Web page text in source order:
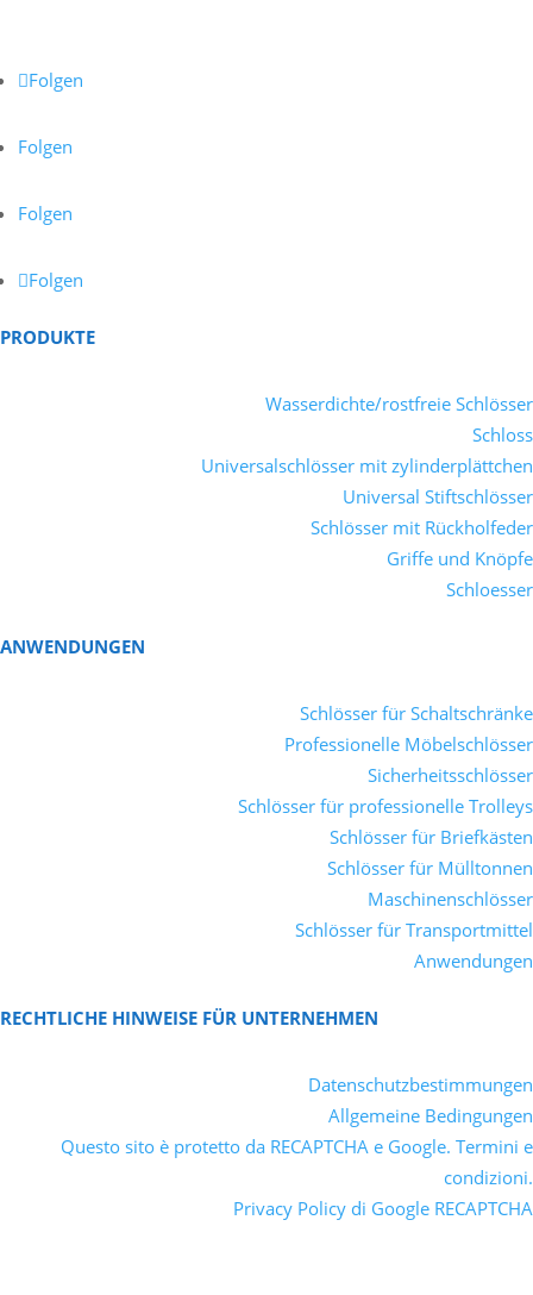
Folgen
Folgen
Folgen
Folgen
PRODUKTE
Wasserdichte/rostfreie Schlösser
Schloss
Universalschlösser mit zylinderplättchen
Universal Stiftschlösser
Schlösser mit Rückholfeder
Griffe und Knöpfe
Schloesser
ANWENDUNGEN
Schlösser für Schaltschränke
Professionelle Möbelschlösser
Sicherheitsschlösser
Schlösser für professionelle Trolleys
Schlösser für Briefkästen
Schlösser für Mülltonnen
Maschinenschlösser
Schlösser für Transportmittel
Anwendungen
RECHTLICHE HINWEISE FÜR UNTERNEHMEN
Datenschutzbestimmungen
Allgemeine Bedingungen
Questo sito è protetto da RECAPTCHA e Google. Termini e
condizioni.
Privacy Policy di Google RECAPTCHA